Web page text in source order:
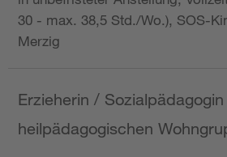
30 - max. 38,5 Std./Wo.), SOS-
Merzig
Erzieherin /
heilpädagogischen